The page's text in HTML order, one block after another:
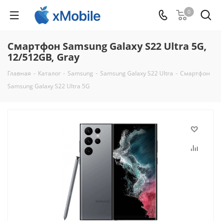
0
Смартфон Samsung Galaxy S22 Ultra 5G,
12/512GB, Gray
Главная - Каталог - Samsung - Samsung Galaxy S22 Ultra - Смартфон
Samsung Galaxy S22 Ultra 5G